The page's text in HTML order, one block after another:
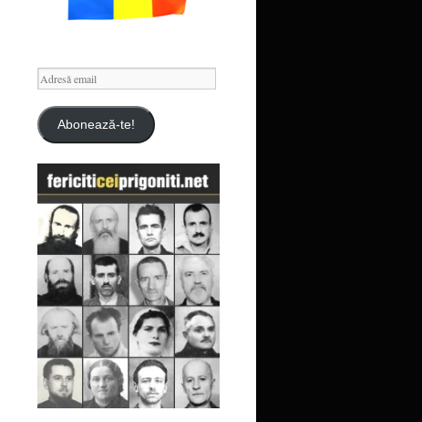
Adresă
email
Abonează-te!